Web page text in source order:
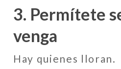
3. Permítete
venga
Hay quienes lloran.